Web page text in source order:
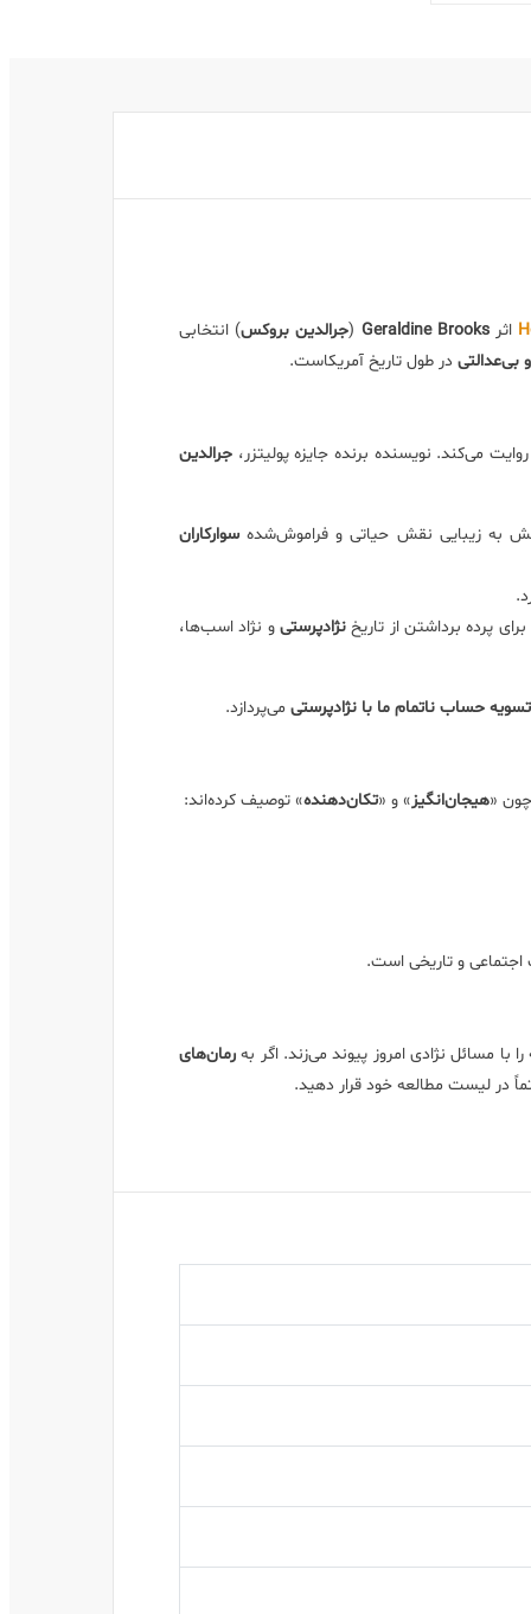
اثرGeraldine Brooks
(جرالدین بروکس) انتخابی
بی‌عدالتی در طول تاریخ آمریکاست.
روایت می‌کند. نویسنده برنده جایزه پولیتزر، جرالدین
به زیبایی نقش حیاتی و فراموش‌شده سوارکاران
پرده برداشتن از تاریخ نژادپرستیو نژاد اسب‌ها،
حساب ناتمام ما با نژادپرستی می‌پردازد.
«هیجان‌انگیز» و «تکان‌دهنده» توصیف کرده‌اند:
و تاریخی است.
رمان‌های
در لیست مطالعه خود قرار دهید.